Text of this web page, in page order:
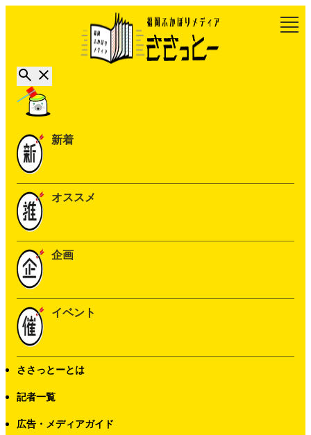
新着
オススメ
企画
イベント
ささっとーとは
記者一覧
広告・メディアガイド